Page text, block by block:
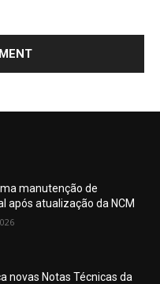
manutenção de
após atualização da NCM
novas Notas Técnicas da